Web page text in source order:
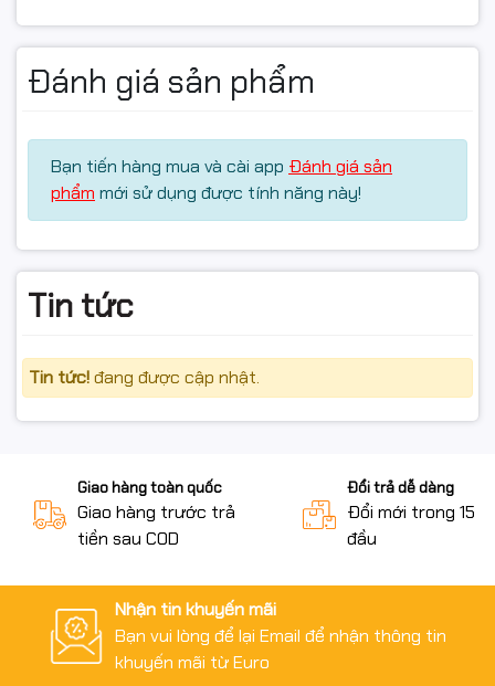
đập/lỗi vận chuyển.
Nếu chưa dùng được, vui lòng liên hệ kỹ thuật để được
hỗ trợ trước khi hoàn.
Hàng hoàn cần nguyên trạng, không trầy xước/hư
hỏng, đủ phụ kiện/tem/hộp/serial.
Chỉ hỗ trợ đổi/hoàn khi sản phẩm còn giá trị sử dụng &
#daughiDahua #NVRDahua #DHI_NVR4116HS4KS3
Đánh giá sản phẩm
Bạn tiến hàng mua và cài app Đánh giá sản
phẩm mới sử dụng được tính năng này!
Tin tức
Tin tức!đang được cập nhật.
Giao hàng toàn quốc
Giao hàng trước trả
tiền sau COD
Đổi trả dễ dàng
Đổi mới trong 15
đầu
Nhận tin khuyến mãi
Bạn vui lòng để lại Email để nhận thông tin
khuyến mãi từ Euro